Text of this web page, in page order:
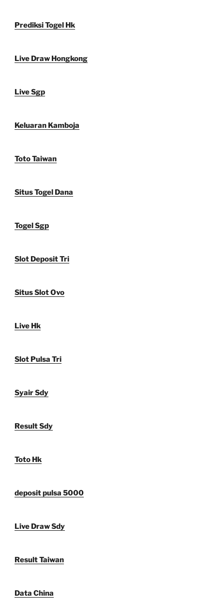
Prediksi Togel Hk
Live Draw Hongkong
Live Sgp
Keluaran Kamboja
Toto Taiwan
Situs Togel Dana
Togel Sgp
Slot Deposit Tri
Situs Slot Ovo
Live Hk
Slot Pulsa Tri
Syair Sdy
Result Sdy
Toto Hk
deposit pulsa 5000
Live Draw Sdy
Result Taiwan
Data China